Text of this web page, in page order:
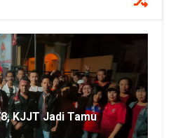
KJJT Jadi Tamu